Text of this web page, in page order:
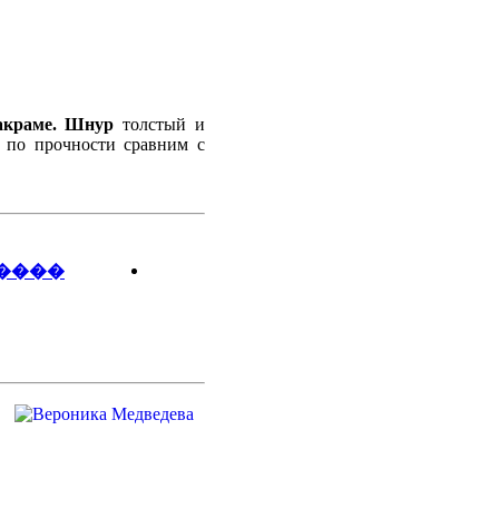
Шнур толстый и
по прочности сравним с